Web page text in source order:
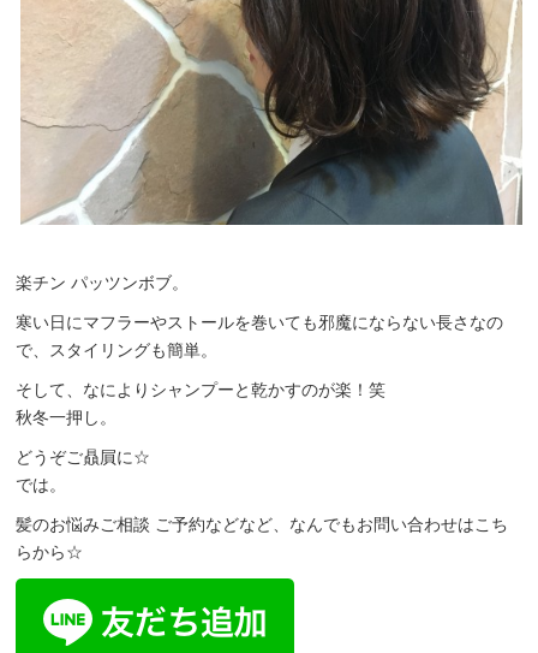
楽チン パッツンボブ。
寒い日にマフラーやストールを巻いても邪魔にならない長さなの
で、スタイリングも簡単。
そして、なによりシャンプーと乾かすのが楽！笑
秋冬一押し。
どうぞご贔屓に☆
では。
髪のお悩みご相談 ご予約などなど、なんでもお問い合わせはこち
らから☆